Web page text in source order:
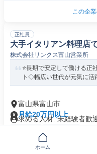
この企
正社員
大手イタリアン料理店
株式会社リンクス富山営業所
⭐長期で安定して働ける正
ト◇幅広い世代が元気に活
富山県富山市
月給20万円以上
求める人材: 未経験者
ホーム